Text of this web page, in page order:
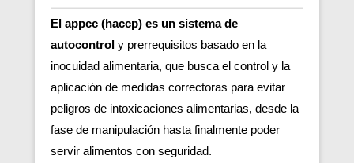
El appcc (haccp) es un sistema de
autocontrol y prerrequisitos basado en la
inocuidad alimentaria, que busca el control y la
aplicación de medidas correctoras para evitar
peligros de intoxicaciones alimentarias, desde la
fase de manipulación hasta finalmente poder
servir alimentos con seguridad.